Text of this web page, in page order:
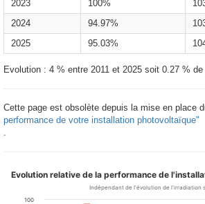
2023
100%
2024
94.97%
2025
95.03%
Evolution : 4 % entre 2011 et 2025 soit 0.27 % de
Cette page est obsolète depuis la mise en place
performance de votre installation photovoltaïque"
Evolution relative de la performance de
Indépendant de l'évolution de l'irradiation
100